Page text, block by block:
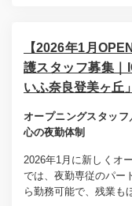
【2026年1月
護スタッフ募集｜
いふ奈良登美ヶ丘」
オープニングスタッ
心の夜勤体制
2026年1月に新しくオ
では、夜勤専従のパー
ら勤務可能で、残業も